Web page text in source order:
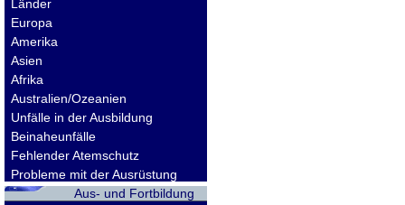
Länder
Europa
Amerika
Asien
Afrika
Australien/Ozeanien
Unfälle in der Ausbildung
Beinaheunfälle
Fehlender Atemschutz
Probleme mit der Ausrüstung
Aus- und Fortbildung